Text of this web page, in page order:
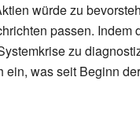
würde zu
passen. Indem
zu
ein, was seit Beginn